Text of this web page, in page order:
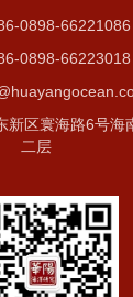
0898-66221086
0898-66223018
新区寰海路6号海
二层